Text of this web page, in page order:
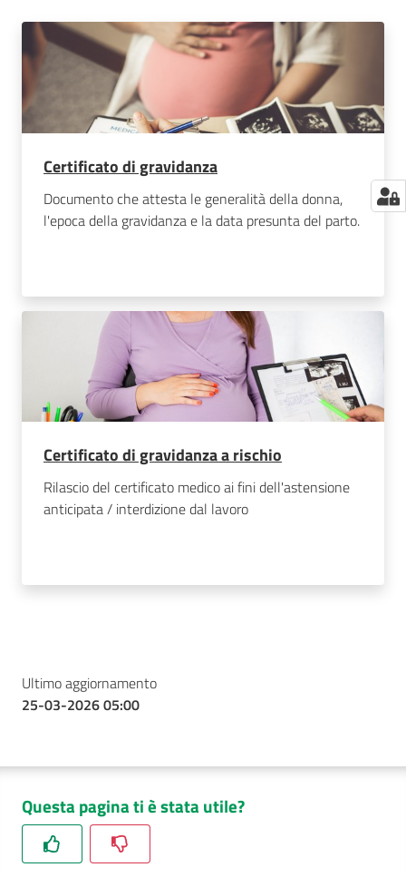
Certificato di gravidanza
Documento che attesta le generalità della donna,
l'epoca della gravidanza e la data presunta del parto.
Certificato di gravidanza a rischio
Rilascio del certificato medico ai fini dell'astensione
anticipata / interdizione dal lavoro
Ultimo aggiornamento
25-03-2026 05:00
Questa pagina ti è stata utile?